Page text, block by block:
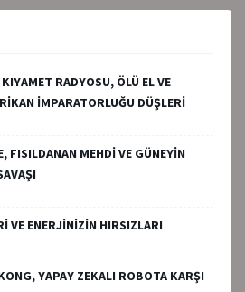
RADYOSU, ÖLÜ EL VE
İMPARATORLUĞU DÜŞLERİ
FISILDANAN MEHDİ VE GÜNEYİN
VE ENERJİNİZİN HIRSIZLARI
YAPAY ZEKALI ROBOTA KARŞI